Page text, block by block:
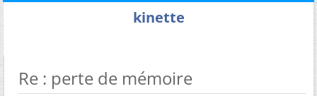
kinette
Re : perte de mémoire